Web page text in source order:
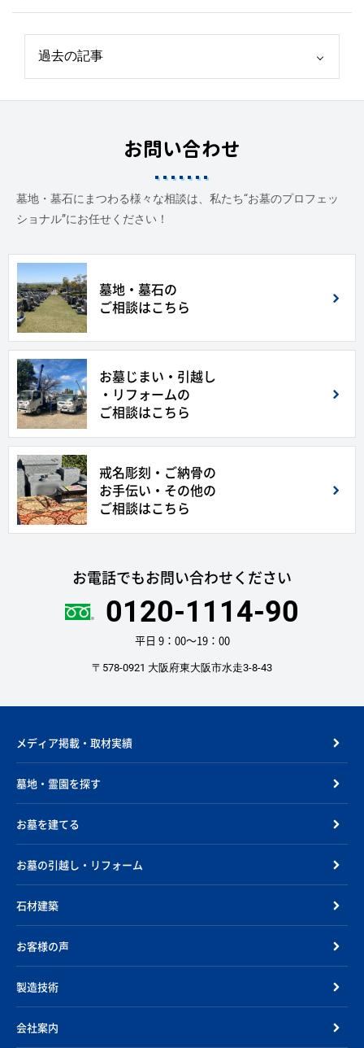
お問い合わせ
墓地・墓石にまつわる様々な相談は、私たち“お墓のプロフェッ
ショナル”にお任せください！
墓地・墓石の
ご相談はこちら
お墓じまい・引越し
・リフォームの
ご相談はこちら
戒名彫刻・ご納骨の
お手伝い・その他の
ご相談はこちら
お電話でもお問い合わせください
0120-1114-90
平日 9：00〜19：00
〒578-0921 大阪府東大阪市水走3-8-43
メディア掲載・取材実績
墓地・霊園を探す
お墓を建てる
お墓の引越し・リフォーム
石材建築
お客様の声
製造技術
会社案内